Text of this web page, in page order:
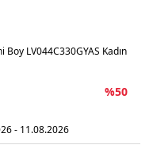
Boy LV044C330GYAS Kadın
%50
- 11.08.2026